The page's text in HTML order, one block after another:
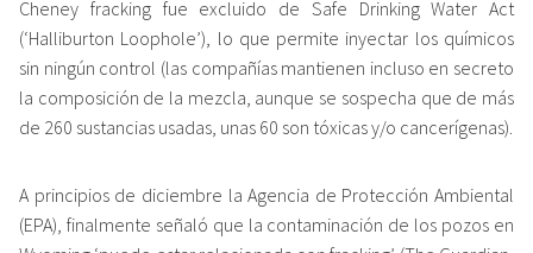
Cheney fracking fue excluido de Safe Drinking Water Act
(‘Halliburton Loophole’), lo que permite inyectar los químicos
sin ningún control (las compañías mantienen incluso en secreto
la composición de la mezcla, aunque se sospecha que de más
de 260 sustancias usadas, unas 60 son tóxicas y/o cancerígenas).
A principios de diciembre la Agencia de Protección Ambiental
(EPA), finalmente señaló que la contaminación de los pozos en